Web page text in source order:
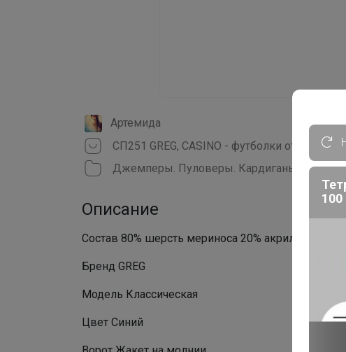
Артемида
СП251 GREG, CASINO - футболки от 480
Джемперы. Пуловеры. Кардиганы
Описание
Состав 80% шерсть мериноса 20% акрил
Бренд GREG
Модель Классическая
Цвет Синий
100